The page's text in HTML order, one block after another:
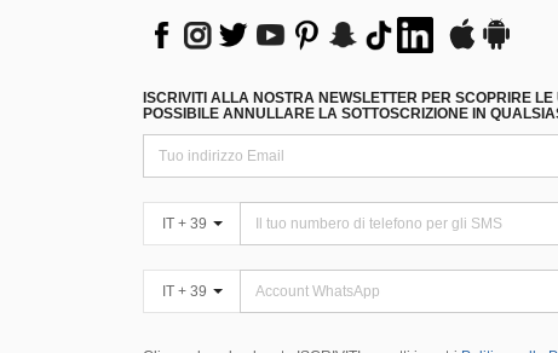
ISCRIVITI ALLA NOSTRA NEWSLETTER PER SCOPRIRE
POSSIBILE ANNULLARE LA SOTTOSCRIZIONE IN
IT + 39
IT + 39